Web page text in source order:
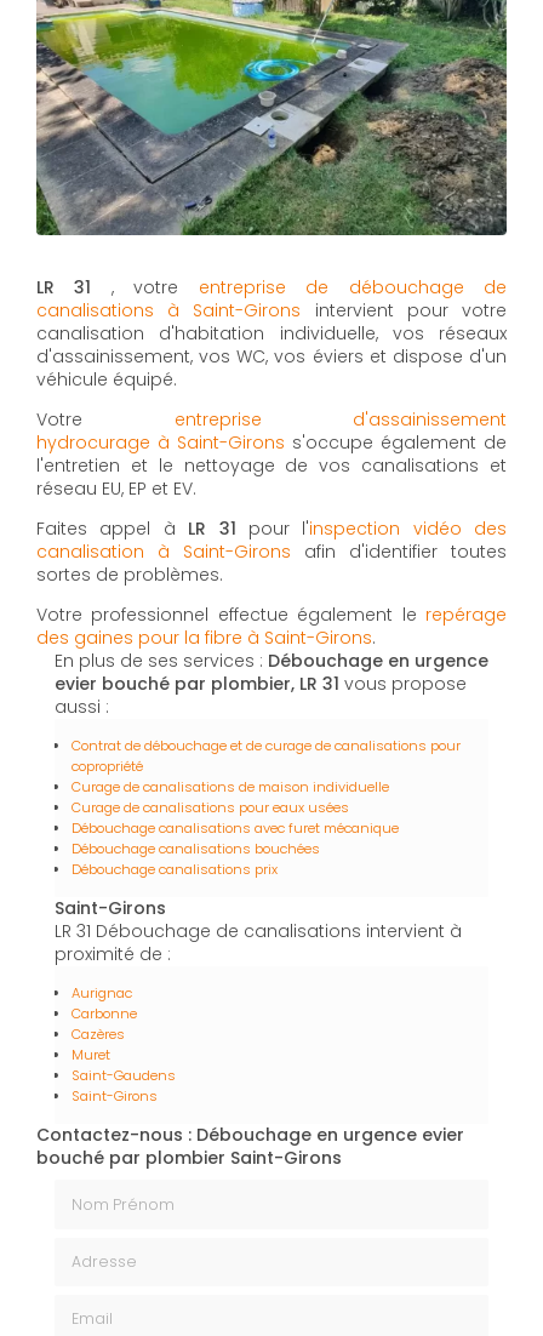
LR 31 , votre entreprise de débouchage de
canalisations à Saint-Girons intervient pour votre
canalisation d'habitation individuelle, vos réseaux
d'assainissement, vos WC, vos éviers et dispose d'un
véhicule équipé.
Votre entreprise d'assainissement
hydrocurage à Saint-Girons s'occupe également de
l'entretien et le nettoyage de vos canalisations et
réseau EU, EP et EV.
Faites appel à LR 31 pour l'inspection vidéo des
canalisation à Saint-Girons afin d'identifier toutes
sortes de problèmes.
Votre professionnel effectue également le repérage
des gaines pour la fibre à Saint-Girons.
En plus de ses services : Débouchage en urgence
evier bouché par plombier, LR 31 vous propose
aussi :
Contrat de débouchage et de curage de canalisations pour
copropriété
Curage de canalisations de maison individuelle
Curage de canalisations pour eaux usées
Débouchage canalisations avec furet mécanique
Débouchage canalisations bouchées
Débouchage canalisations prix
Saint-Girons
LR 31 Débouchage de canalisations intervient à
proximité de :
Aurignac
Carbonne
Cazères
Muret
Saint-Gaudens
Saint-Girons
Contactez-nous : Débouchage en urgence evier
bouché par plombier Saint-Girons